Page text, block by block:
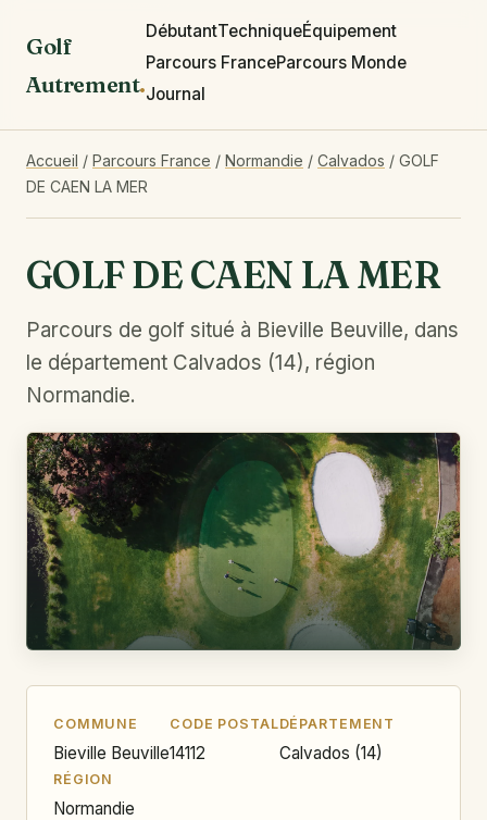
Golf
Autrement.
DébutantTechniqueÉquipement
Parcours FranceParcours Monde
Journal
Accueil / Parcours France / Normandie / Calvados / GOLF
DE CAEN LA MER
GOLF DE CAEN LA MER
Parcours de golf situé à Bieville Beuville, dans
le département Calvados (14), région
Normandie.
COMMUNE
Bieville Beuville
CODE POSTAL
14112
DÉPARTEMENT
Calvados (14)
RÉGION
Normandie